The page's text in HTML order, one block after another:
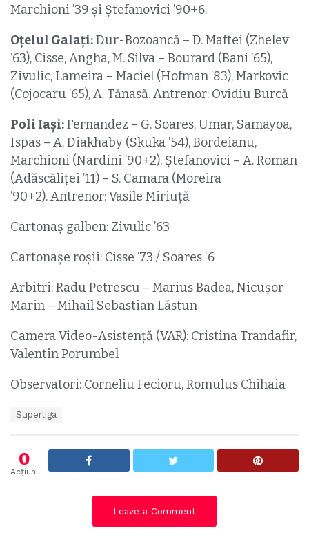
Marchioni ’39 și Ştefanovici ’90+6.
Oțelul Galați:Dur-Bozoancă – D. Maftei (Zhelev
’63), Cisse, Angha, M. Silva – Bourard (Bani ’65),
Zivulic, Lameira – Maciel (Hofman ’83), Markovic
(Cojocaru ’65), A. Tănasă. Antrenor: Ovidiu Burcă
Poli Iași:Fernandez – G. Soares, Umar, Samayoa,
Ispas – A. Diakhaby (Skuka ’54), Bordeianu,
Marchioni (Nardini ’90+2), Ştefanovici – A. Roman
(Adăscăliţei ’11) – S. Camara (Moreira
’90+2). Antrenor: Vasile Miriuţă
Cartonaș galben: Zivulic ’63
Cartonaşe roșii: Cisse ’73 / Soares ‘6
Arbitri: Radu Petrescu – Marius Badea, Nicuşor
Marin – Mihail Sebastian Lăstun
Camera Video-Asistență (VAR): Cristina Trandafir,
Valentin Porumbel
Observatori: Corneliu Fecioru, Romulus Chihaia
Superliga
0
Acțiuni
Leave a Comment